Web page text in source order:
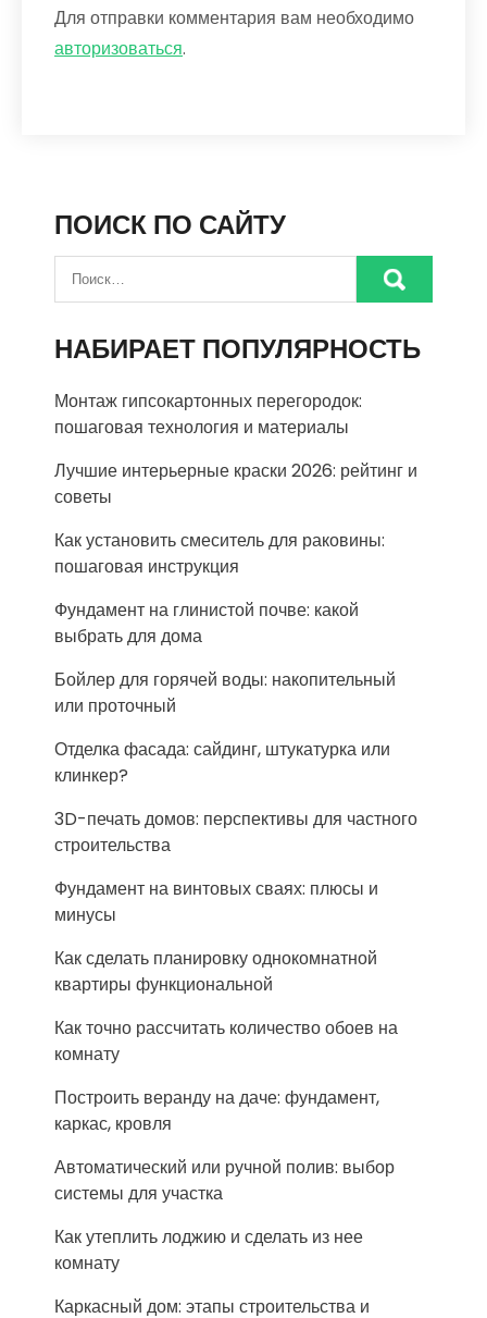
Для отправки комментария вам необходимо
авторизоваться.
ПОИСК ПО САЙТУ
НАБИРАЕТ ПОПУЛЯРНОСТЬ
Монтаж гипсокартонных перегородок:
пошаговая технология и материалы
Лучшие интерьерные краски 2026: рейтинг и
советы
Как установить смеситель для раковины:
пошаговая инструкция
Фундамент на глинистой почве: какой
выбрать для дома
Бойлер для горячей воды: накопительный
или проточный
Отделка фасада: сайдинг, штукатурка или
клинкер?
3D-печать домов: перспективы для частного
строительства
Фундамент на винтовых сваях: плюсы и
минусы
Как сделать планировку однокомнатной
квартиры функциональной
Как точно рассчитать количество обоев на
комнату
Построить веранду на даче: фундамент,
каркас, кровля
Автоматический или ручной полив: выбор
системы для участка
Как утеплить лоджию и сделать из нее
комнату
Каркасный дом: этапы строительства и